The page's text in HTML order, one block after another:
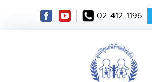
02-412-1196